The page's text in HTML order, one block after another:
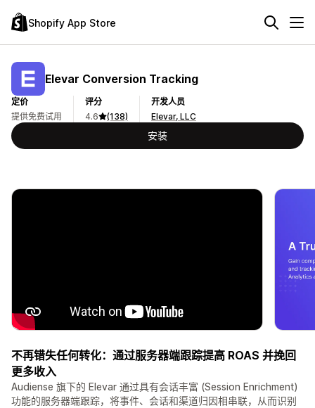
Shopify App Store
Elevar Conversion Tracking
定价
提供免费试用
评分
4.6
(138)
开发人员
Elevar, LLC
安装
不再错失任何转化：通过服务器端跟踪提高 ROAS 并挽回
更多收入
Audiense 旗下的 Elevar 通过具有会话丰富 (Session Enrichment)
功能的服务器端跟踪，将事件、会话和渠道归因相串联，从而识别